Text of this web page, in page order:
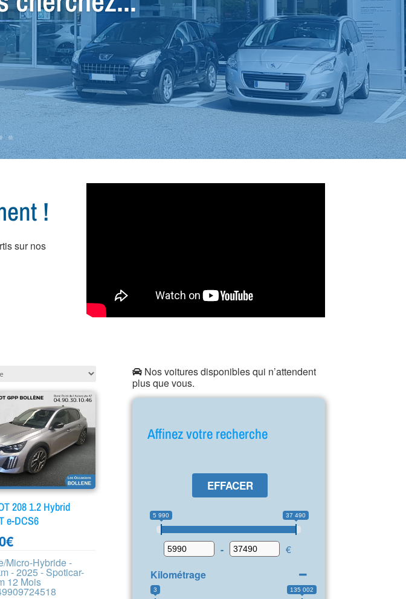
nous avons le véhicule
!
sur nos
208 1.2 Hybrid
e-DCS6
€
Micro-Hybride -
- 2025 - Spoticar-
12 Mois
Nos voitures disponibles qui n’attendent
plus que vous.
Affinez votre recherche
EFFACER
5 990 37 490
-
€
Kilométrage
3 135 002